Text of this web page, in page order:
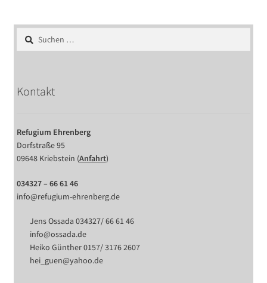
Suchen
nach:
Kontakt
Refugium Ehrenberg
Dorfstraße 95
09648 Kriebstein (Anfahrt)
034327 – 66 61 46
info@refugium-ehrenberg.de
Jens Ossada 034327/ 66 61 46
info@ossada.de
Heiko Günther 0157/ 3176 2607
hei_guen@yahoo.de